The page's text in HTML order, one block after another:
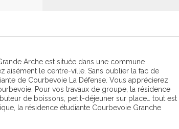
Arche est située dans une commune
aisément le centre-ville. Sans oublier la fac de
de Courbevoie La Défense. Vous apprécierez
Pour vos travaux de groupe, la résidence
de boissons, petit-déjeuner sur place… tout est
la résidence étudiante Courbevoie Granche